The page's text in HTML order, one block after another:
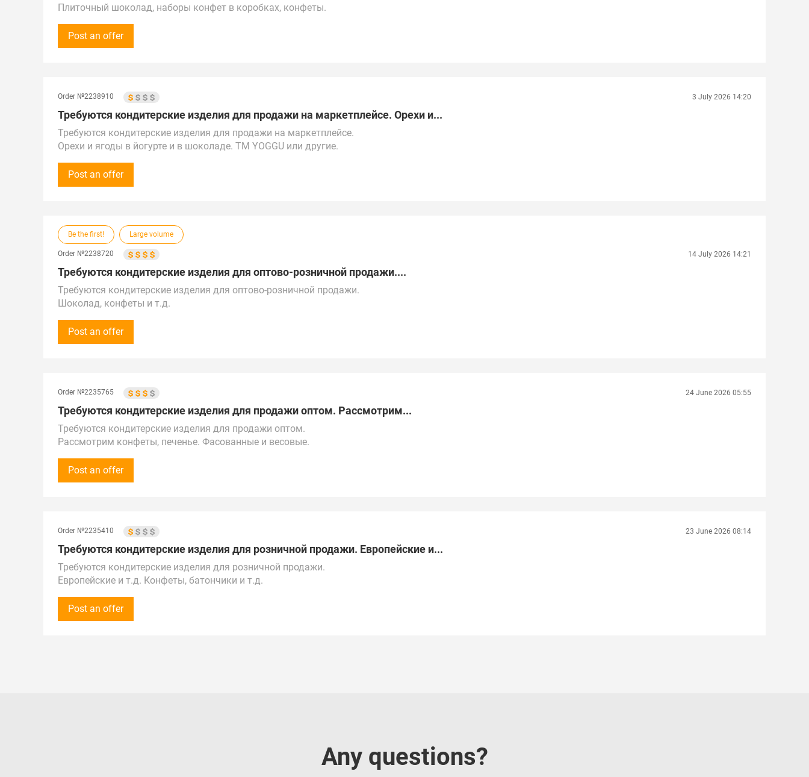
Плиточный шоколад, наборы конфет в коробках, конфеты.
Закупка первоначальная от 100 000 рублей (1 000 $).
В дальнейшем возможно увеличение бюджета закупок.
Post an offer
Order №2238910 3 July 2026 14:20
Требуются кондитерские изделия для продажи на маркетплейсе. Орехи и...
Требуются кондитерские изделия для продажи на маркетплейсе.
Орехи и ягоды в йогурте и в шоколаде. ТМ YOGGU или другие.
Звонки принимаем с 9:00 до 18:00 по местному времени (4:00-13:00 МСК).
Предложения рассмотрим по России, Казахстану, Беларуси, Турции, ОАЭ и Китаю.
Post an offer
Be the first! Large volume
Order №2238720 14 July 2026 14:21
Требуются кондитерские изделия для оптово-розничной продажи....
Требуются кондитерские изделия для оптово-розничной продажи.
Шоколад, конфеты и т.д.
Просьба предложения оставлять на сайте / электронной почте.
Предложения рассмотрим по всей России и другим странам СНГ.
Post an offer
Order №2235765 24 June 2026 05:55
Требуются кондитерские изделия для продажи оптом. Рассмотрим...
Требуются кондитерские изделия для продажи оптом.
Рассмотрим конфеты, печенье. Фасованные и весовые.
Звонки принимаем с 8:00 до 17:00 по времени Москвы.
Предложения рассмотрим по России и другим странам СНГ, Турции, ОАЭ и Китаю.
Post an offer
Order №2235410 23 June 2026 08:14
Требуются кондитерские изделия для розничной продажи. Европейские и...
Требуются кондитерские изделия для розничной продажи.
Европейские и т.д. Конфеты, батончики и т.д.
Звонки принимаются с 12:00 до 17:00 по МСК.
Предложения от поставщиков рассматриваем по всей России, Казахстану, ОАЭ, Китаю, Турции и
Post an offer
Any questions?